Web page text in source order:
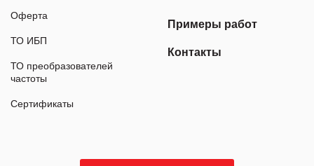
Оферта
ТО ИБП
ТО преобразователей
частоты
Сертификаты
Примеры работ
Контакты